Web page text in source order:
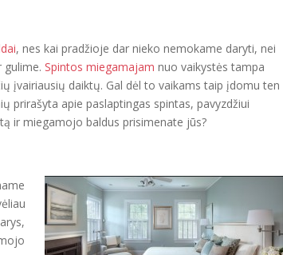
, nes kai pradžioje dar nieko nemokame daryti, nei
gulime. Spintos miegamajam nuo vaikystės tampa
įvairiausių daiktų. Gal dėl to vaikams taip įdomu ten
prirašyta apie paslaptingas spintas, pavyzdžiui
ir miegamojo baldus prisimenate jūs?